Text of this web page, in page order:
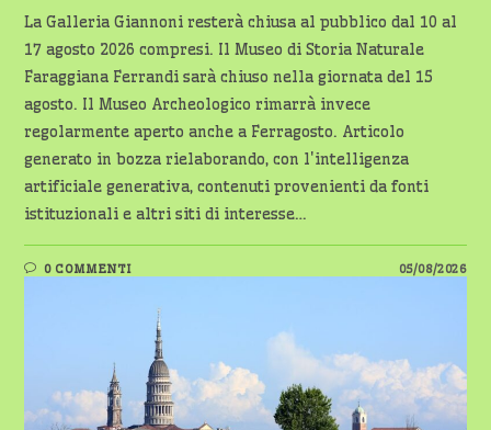
La Galleria Giannoni resterà chiusa al pubblico dal 10 al
17 agosto 2026 compresi. Il Museo di Storia Naturale
Faraggiana Ferrandi sarà chiuso nella giornata del 15
agosto. Il Museo Archeologico rimarrà invece
regolarmente aperto anche a Ferragosto. Articolo
generato in bozza rielaborando, con l'intelligenza
artificiale generativa, contenuti provenienti da fonti
istituzionali e altri siti di interesse…
0 COMMENTI 05/08/2026